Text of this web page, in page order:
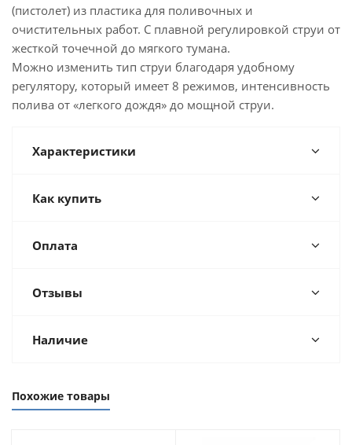
(пистолет) из пластика для поливочных и
очистительных работ. С плавной регулировкой струи от
жесткой точечной до мягкого тумана.
Можно изменить тип струи благодаря удобному
регулятору, который имеет 8 режимов, интенсивность
полива от «легкого дождя» до мощной струи.
Характеристики
Как купить
Оплата
Отзывы
Наличие
Похожие товары